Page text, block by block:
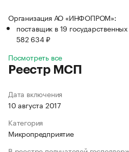
Организация АО «ИНФОПРОМ»:
поставщик в 19
582 634 ₽
Посмотреть все
Реестр МСП
Дата включения
10 августа 2017
Категория
Микропредприятие